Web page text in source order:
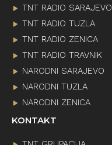
TNT RADIO SARAJEVO
TNT RADIO TUZLA
TNT RADIO ZENICA
TNT RADIO TRAVNIK
NARODNI SARAJEVO
NARODNI TUZLA
NARODNI ZENICA
KONTAKT